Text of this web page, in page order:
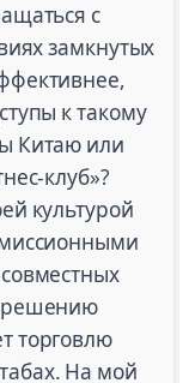
с
замкнутых
к такому
Китаю или
клуб»?
культурой
решению
торговлю
На мой